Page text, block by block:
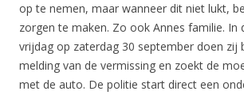
op te nemen, maar wanneer dit niet lukt,
zorgen te maken. Zo ook Annes familie. In
vrijdag op zaterdag 30 september doen zij
melding van de vermissing en zoekt de
met de auto. De politie start direct een